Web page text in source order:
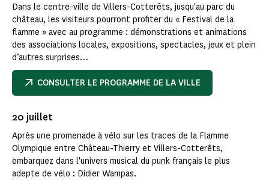
Dans le centre-ville de Villers-Cotterêts, jusqu'au parc du
château, les visiteurs pourront profiter du « Festival de la
flamme » avec au programme : démonstrations et animations
des associations locales, expositions, spectacles, jeux et plein
d’autres surprises…
CONSULTER LE PROGRAMME DE LA VILLE
20 juillet
Après une promenade à vélo sur les traces de la Flamme
Olympique entre Château-Thierry et Villers-Cotterêts,
embarquez dans l'univers musical du punk français le plus
adepte de vélo : Didier Wampas.